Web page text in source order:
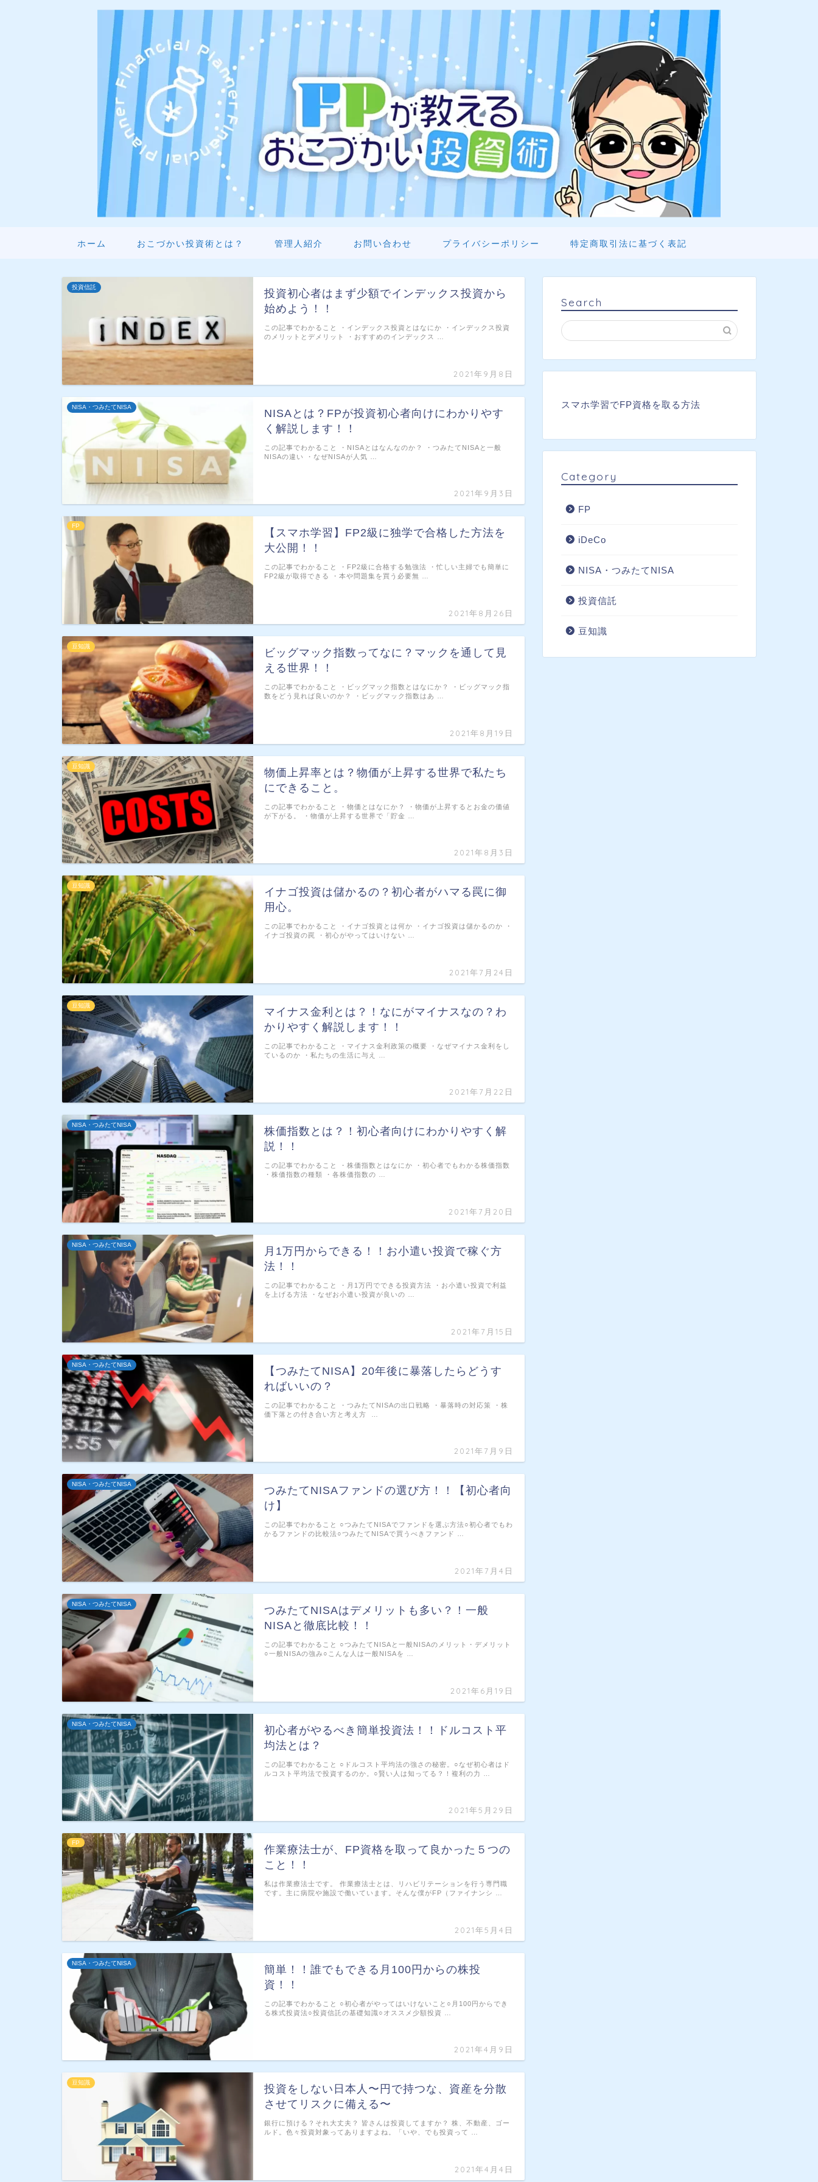
ホーム おこづかい投資術とは？ 管理人紹介 お問い合わせ プライバシーポリシー 特定商取引法に基づく表記
投資信託
投資初心者はまず少額でインデックス投資から
始めよう！！
2021年9月8日
この記事でわかること ・インデックス投資とはなにか ・インデックス投資
のメリットとデメリット ・おすすめのインデックス …
NISA・つみたてNISA
NISAとは？FPが投資初心者向けにわかりやす
く解説します！！
2021年9月3日
この記事でわかること ・NISAとはなんなのか？ ・つみたてNISAと一般
NISAの違い ・なぜNISAが人気 …
FP
【スマホ学習】FP2級に独学で合格した方法を
大公開！！
2021年8月26日
この記事でわかること ・FP2級に合格する勉強法 ・忙しい主婦でも簡単に
FP2級が取得できる ・本や問題集を買う必要無 …
豆知識
ビッグマック指数ってなに？マックを通して見
える世界！！
2021年8月19日
この記事でわかること ・ビッグマック指数とはなにか？ ・ビッグマック指
数をどう見れば良いのか？ ・ビッグマック指数はあ …
豆知識
物価上昇率とは？物価が上昇する世界で私たち
にできること。
2021年8月3日
この記事でわかること ・物価とはなにか？ ・物価が上昇するとお金の価値
が下がる。 ・物価が上昇する世界で「貯金 …
豆知識
イナゴ投資は儲かるの？初心者がハマる罠に御
用心。
2021年7月24日
この記事でわかること ・イナゴ投資とは何か ・イナゴ投資は儲かるのか ・
イナゴ投資の罠 ・初心がやってはいけない …
豆知識
マイナス金利とは？！なにがマイナスなの？わ
かりやすく解説します！！
2021年7月22日
この記事でわかること ・マイナス金利政策の概要 ・なぜマイナス金利をし
ているのか ・私たちの生活に与え …
NISA・つみたてNISA
株価指数とは？！初心者向けにわかりやすく解
説！！
2021年7月20日
この記事でわかること ・株価指数とはなにか ・初心者でもわかる株価指数
・株価指数の種類 ・各株価指数の …
NISA・つみたてNISA
月1万円からできる！！お小遣い投資で稼ぐ方
法！！
2021年7月15日
この記事でわかること ・月1万円でできる投資方法 ・お小遣い投資で利益
を上げる方法 ・なぜお小遣い投資が良いの …
NISA・つみたてNISA
【つみたてNISA】20年後に暴落したらどうす
ればいいの？
2021年7月9日
この記事でわかること ・つみたてNISAの出口戦略 ・暴落時の対応策 ・株
価下落との付き合い方と考え方 …
NISA・つみたてNISA
つみたてNISAファンドの選び方！！【初心者向
け】
2021年7月4日
この記事でわかること ○つみたてNISAでファンドを選ぶ方法○初心者でもわ
かるファンドの比較法○つみたてNISAで買うべきファンド …
NISA・つみたてNISA
つみたてNISAはデメリットも多い？！一般
NISAと徹底比較！！
2021年6月19日
この記事でわかること ○つみたてNISAと一般NISAのメリット・デメリット
○一般NISAの強み○こんな人は一般NISAを …
NISA・つみたてNISA
初心者がやるべき簡単投資法！！ドルコスト平
均法とは？
2021年5月29日
この記事でわかること ○ドルコスト平均法の強さの秘密。○なぜ初心者はド
ルコスト平均法で投資するのか。○賢い人は知ってる？！複利の力 …
FP
作業療法士が、FP資格を取って良かった５つの
こと！！
2021年5月4日
私は作業療法士です。 作業療法士とは、リハビリテーションを行う専門職
です。主に病院や施設で働いています。そんな僕がFP（ファイナンシ …
NISA・つみたてNISA
簡単！！誰でもできる月100円からの株投
資！！
2021年4月9日
この記事でわかること ○初心者がやってはいけないこと○月100円からでき
る株式投資法○投資信託の基礎知識○オススメ少額投資 …
豆知識
投資をしない日本人〜円で持つな、資産を分散
させてリスクに備える〜
2021年4月4日
銀行に預ける？それ大丈夫？ 皆さんは投資してますか？ 株、不動産、ゴー
ルド。色々投資対象ってありますよね。「いや、でも投資って …
Search
スマホ学習でFP資格を取る方法
Category
FP
iDeCo
NISA・つみたてNISA
投資信託
豆知識